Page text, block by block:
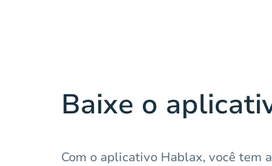
Baixe o
Com o aplicativo Hablax, você tem